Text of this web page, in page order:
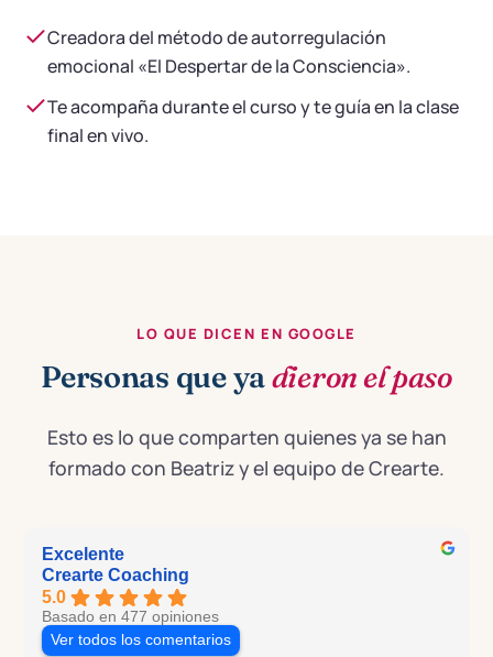
Creadora del método de autorregulación
emocional «El Despertar de la Consciencia».
Te acompaña durante el curso y te guía en la clase
final en vivo.
LO QUE DICEN EN GOOGLE
Personas que yadieron el paso
Esto es lo que comparten quienes ya se han
formado con Beatriz y el equipo de Crearte.
Excelente
Crearte Coaching
5.0
Basado en 477 opiniones
Ver todos los comentarios